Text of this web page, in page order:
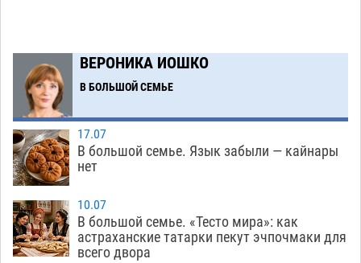
в музее Пушкина в Москве
06.08 272
13:50
Мэрия Астрахани переводит городские
зеленые зоны на автоматический полив
13:13
Скончался второй ребенок после пожара в
Астрахани
12:49
Астраханские гандболисты с крупной победы
стартовали на Всероссийской Спартакиаде
ВЕРОНИКА ИОШКО
В БОЛЬШОЙ СЕМЬЕ
17.07
В большой семье. Язык забыли — кайнары
нет
10.07
В большой семье. «Тесто мира»: как
астраханские татарки пекут эчпочмаки для
всего двора